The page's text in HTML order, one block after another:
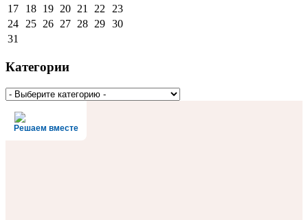
17
18 19 20 21 22
23
24
25 26 27 28 29 30
31
Категории
Решаем вместе